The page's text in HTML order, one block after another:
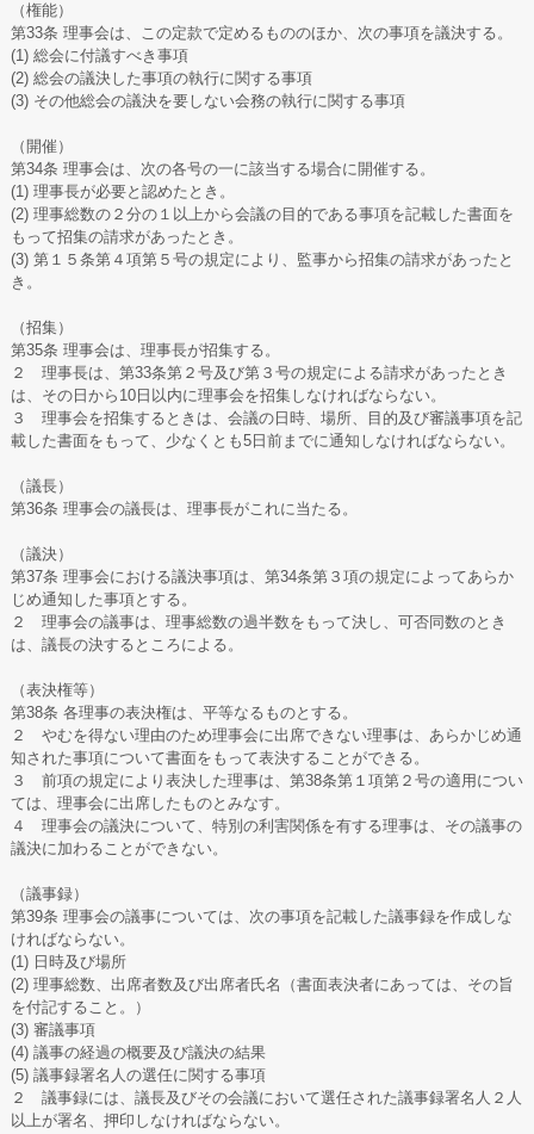
（権能）
第33条 理事会は、この定款で定めるもののほか、次の事項を議決する。
(1) 総会に付議すべき事項
(2) 総会の議決した事項の執行に関する事項
(3) その他総会の議決を要しない会務の執行に関する事項
（開催）
第34条 理事会は、次の各号の一に該当する場合に開催する。
(1) 理事長が必要と認めたとき。
(2) 理事総数の２分の１以上から会議の目的である事項を記載した書面を
もって招集の請求があったとき。
(3) 第１５条第４項第５号の規定により、監事から招集の請求があったと
き。
（招集）
第35条 理事会は、理事長が招集する。
２ 理事長は、第33条第２号及び第３号の規定による請求があったとき
は、その日から10日以内に理事会を招集しなければならない。
３ 理事会を招集するときは、会議の日時、場所、目的及び審議事項を記
載した書面をもって、少なくとも5日前までに通知しなければならない。
（議長）
第36条 理事会の議長は、理事長がこれに当たる。
（議決）
第37条 理事会における議決事項は、第34条第３項の規定によってあらか
じめ通知した事項とする。
２ 理事会の議事は、理事総数の過半数をもって決し、可否同数のとき
は、議長の決するところによる。
（表決権等）
第38条 各理事の表決権は、平等なるものとする。
２ やむを得ない理由のため理事会に出席できない理事は、あらかじめ通
知された事項について書面をもって表決することができる。
３ 前項の規定により表決した理事は、第38条第１項第２号の適用につい
ては、理事会に出席したものとみなす。
４ 理事会の議決について、特別の利害関係を有する理事は、その議事の
議決に加わることができない。
（議事録）
第39条 理事会の議事については、次の事項を記載した議事録を作成しな
ければならない。
(1) 日時及び場所
(2) 理事総数、出席者数及び出席者氏名（書面表決者にあっては、その旨
を付記すること。）
(3) 審議事項
(4) 議事の経過の概要及び議決の結果
(5) 議事録署名人の選任に関する事項
２ 議事録には、議長及びその会議において選任された議事録署名人２人
以上が署名、押印しなければならない。